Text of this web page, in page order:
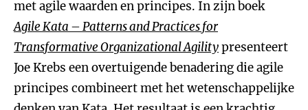
met agile waarden en principes. In zijn boek
Agile Kata – Patterns and Practices for
Transformative Organizational Agilitypresenteert
Joe Krebs een overtuigende benadering die agile
principes combineert met het wetenschappelijke